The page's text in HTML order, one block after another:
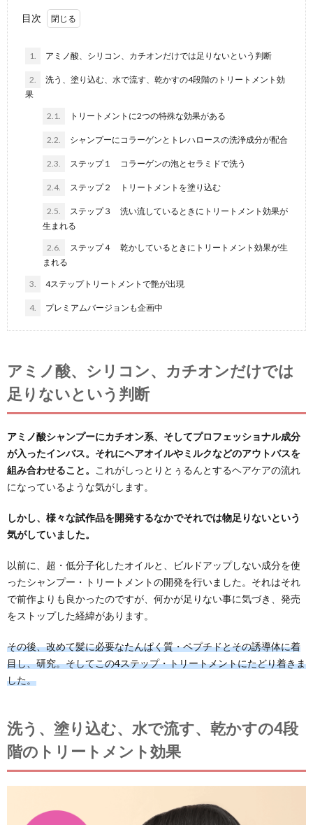
目次
1. アミノ酸、シリコン、カチオンだけでは足りないという判断
2.
洗う、塗り込む、水で流す、乾かすの4段階のトリートメント効
果
2.1. トリートメントに2つの特殊な効果がある
2.2. シャンプーにコラーゲンとトレハロースの洗浄成分が配合
2.3. ステップ１ コラーゲンの泡とセラミドで洗う
2.4. ステップ２ トリートメントを塗り込む
2.5.
ステップ３ 洗い流しているときにトリートメント効果が
生まれる
2.6.
ステップ４ 乾かしているときにトリートメント効果が生
まれる
3. 4ステップトリートメントで艶が出現
4. プレミアムバージョンも企画中
アミノ酸、シリコン、カチオンだけでは
足りないという判断
アミノ酸シャンプーにカチオン系、そしてプロフェッショナル成分
が入ったインバス。 それにヘアオイルやミルクなどのアウトバスを
組み合わせること。
これがしっとりとぅるんとするヘアケアの流れ
になっているような気がします。
しかし、様々な試作品を開発するなかでそれでは物足りないという
気がしていました。
以前に、超・低分子化したオイルと、ビルドアップしない成分を使
ったシャンプー・トリートメントの開発を行いました。それはそれ
で前作よりも良かったのですが、何かが足りない事に気づき、発売
をストップした経緯があります。
その後、改めて髪に必要なたんぱく質・ペプチドとその誘導体に着
目し、研究。そしてこの4ステップ・トリートメントにたどり着きま
した。
洗う、塗り込む、水で流す、乾かすの4段
階のトリートメント効果